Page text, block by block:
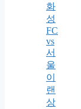
화
성
FC
vs
서
울
이
랜
상